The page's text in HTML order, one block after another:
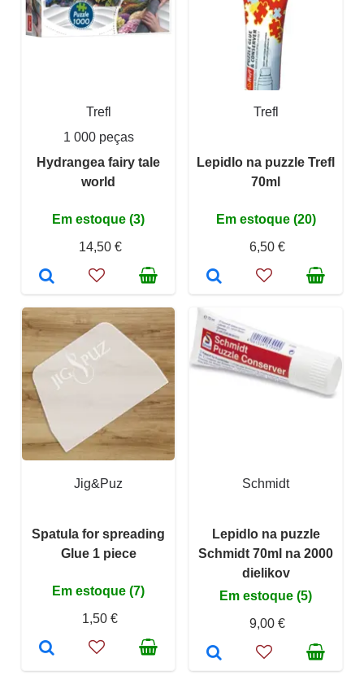
Trefl
1 000 peças
Hydrangea fairy tale
world
Em estoque (3)
14,50 €
Trefl
Lepidlo na puzzle Trefl
70ml
Em estoque (20)
6,50 €
Jig&Puz
Spatula for spreading
Glue 1 piece
Em estoque (7)
1,50 €
Schmidt
Lepidlo na puzzle
Schmidt 70ml na 2000
dielikov
Em estoque (5)
9,00 €